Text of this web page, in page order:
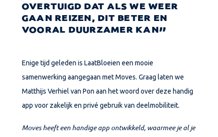
OVERTUIGD DAT ALS WE WEER
GAAN REIZEN, DIT BETER EN
VOORAL DUURZAMER KAN
Enige tijd geleden is LaatBloeien een mooie
samenwerking aangegaan met Moves. Graag laten we
Matthijs Verhiel van Pon aan het woord over deze handig
app voor zakelijk en privé gebruik van deelmobiliteit.
Moves heeft een handige app ontwikkeld, waarmee je al je